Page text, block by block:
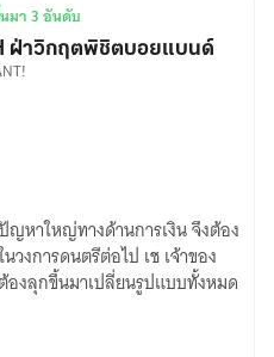
มา 3 อันดับ
ฝ่าวิกฤตพิชิตบอยแบนด์
หาใหญ่ทางด้านการเงิน จึงต้อง
งการดนตรีต่อไป เช เจ้าของ
องลุกขึ้นมาเปลี่ยนรูปแบบทั้งหมด